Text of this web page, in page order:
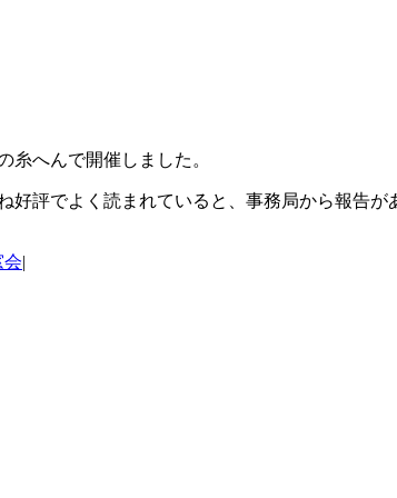
糸へんで開催しました。
評でよく読まれていると、事務局から報告が
会|